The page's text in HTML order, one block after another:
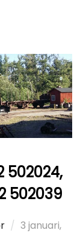
502024,
502039
Publicerat
3 januari,